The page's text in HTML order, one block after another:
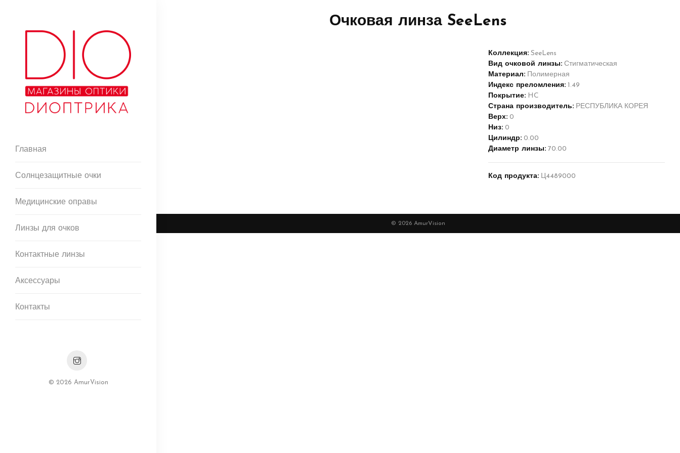
Главная
Солнцезащитные очки
Медицинские оправы
Линзы для очков
Контактные линзы
Аксессуары
Контакты
© 2026 AmurVision
Очковая линза SeeLens
Коллекция: SeeLens
Вид очковой линзы: Стигматическая
Материал: Полимерная
Индекс преломления: 1.49
Покрытие: HC
Страна производитель: РЕСПУБЛИКА КОРЕЯ
Верх: 0
Низ: 0
Цилиндр: 0.00
Диаметр линзы: 70.00
Код продукта: Ц4489000
© 2026 AmurVision